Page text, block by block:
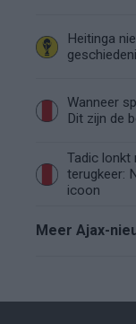
Heitinga
Wanneer
Dit zijn de
Tadic lonkt
terugkeer:
icoon
Meer Ajax-